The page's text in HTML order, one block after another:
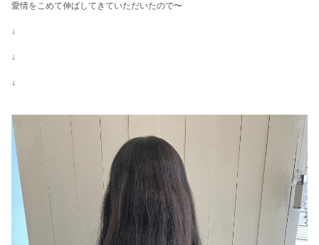
愛情をこめて伸ばしてきていただいたので〜
↓
↓
↓